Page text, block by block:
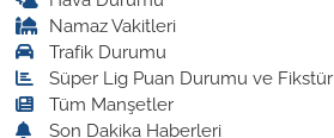
Namaz Vakitleri
Trafik Durumu
Süper Lig Puan Durumu ve Fikstür
Tüm Manşetler
Son Dakika Haberleri